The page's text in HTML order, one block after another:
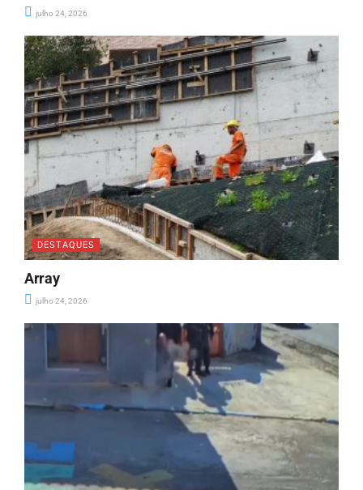
julho 24, 2026
DESTAQUES
Array
julho 24, 2026